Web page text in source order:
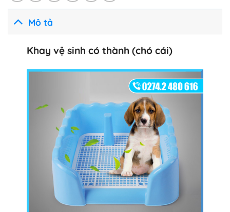
Mô tả
Khay vệ sinh có thành (chó cái)